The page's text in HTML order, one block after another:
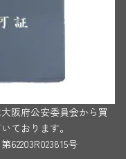
阪府公安委員会から買
ております。
62203R023815号